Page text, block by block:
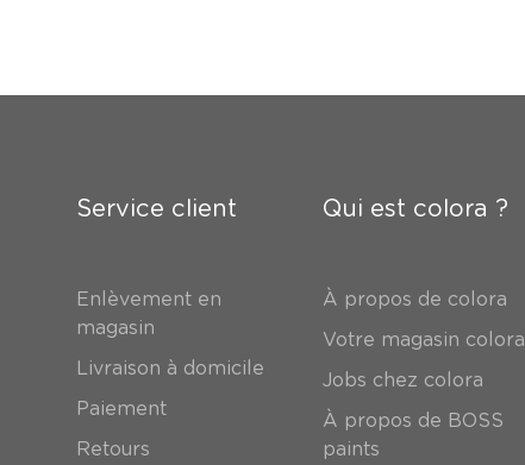
Service client
Enlèvement en
magasin
Livraison à domicile
Paiement
Retours
Qui est colora ?
À propos de colora
Votre magasin colora
Jobs chez colora
À propos de BOSS
paints